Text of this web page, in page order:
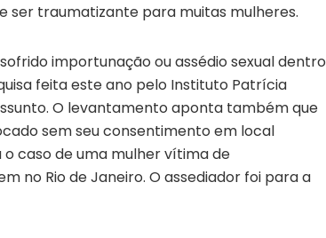
ser traumatizante para muitas mulheres.
importunação ou assédio sexual dentro
feita este ano pelo Instituto Patrícia
O levantamento aponta também que
sem seu consentimento em local
caso de uma mulher vítima de
no Rio de Janeiro. O assediador foi para a